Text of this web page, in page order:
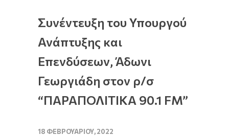
Συνέντευξη του Υπουργού
Ανάπτυξης και
Επενδύσεων, Άδωνι
Γεωργιάδη στον ρ/σ
“ΠΑΡΑΠΟΛΙΤΙΚΑ 90.1 FM”
18 ΦΕΒΡΟΥΑΡΊΟΥ, 2022